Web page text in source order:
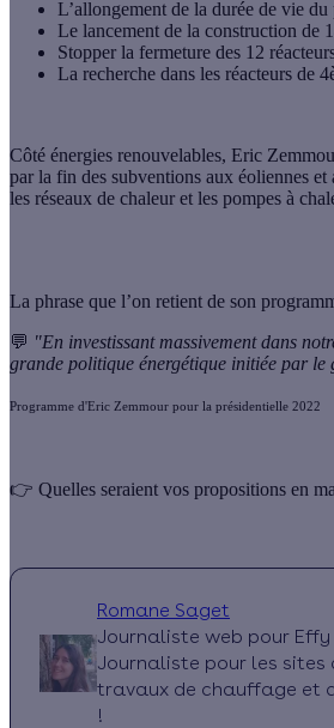
L’allongement de la durée de vie
Le lancement de la construction de
Stopper la fermeture des 12
La recherche dans les réacteurs de
Côté énergies renouvelables, Eric
par la fin des subventions aux éoliennes
les réseaux de chaleur et les pompes à
La phrase que l’on retient de son
💬 "En investissant massivement dans
grande politique énergétique initiée par
Programme d'Eric Zemmour pour la présidentielle 2022
👉 Quelles seraient vos propositions en
Romane Saget
Journaliste web pour Effy
Journaliste pour les sites
travaux de chauffage et
!